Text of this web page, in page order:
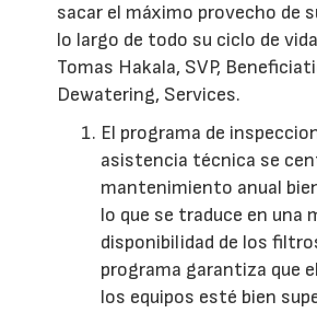
sacar el máximo provecho de
lo largo de todo su ciclo de
Tomas Hakala, SVP,
Dewatering, Services.
El programa de
asistencia técnica se
mantenimiento anual
lo que se traduce en una
disponibilidad de los
programa garantiza que
los equipos esté bien